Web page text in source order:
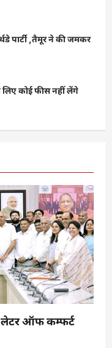
पार्टी ,तैमूर ने की जमकर
कोई फीस नहीं लेंगे
लेटर ऑफ कम्फर्ट